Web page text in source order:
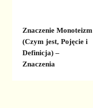
Znaczenie Monoteizm
(Czym jest, Pojęcie i
Definicja) –
Znaczenia